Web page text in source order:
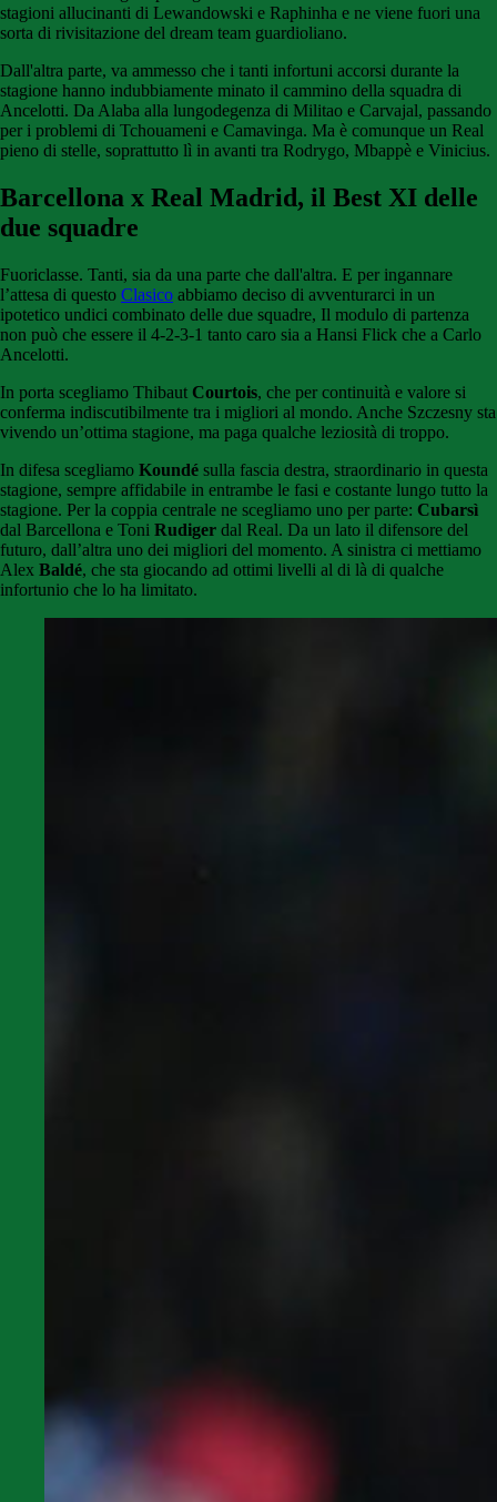
stagioni allucinanti di Lewandowski e Raphinha e ne viene fuori una
sorta di rivisitazione del dream team guardioliano.
Dall'altra parte, va ammesso che i tanti infortuni accorsi durante la
stagione hanno indubbiamente minato il cammino della squadra di
Ancelotti. Da Alaba alla lungodegenza di Militao e Carvajal, passando
per i problemi di Tchouameni e Camavinga. Ma è comunque un Real
pieno di stelle, soprattutto lì in avanti tra Rodrygo, Mbappè e Vinicius.
Barcellona x Real Madrid, il Best XI delle
due squadre
Fuoriclasse. Tanti, sia da una parte che dall'altra. E per ingannare
l’attesa di questo Clasico abbiamo deciso di avventurarci in un
ipotetico undici combinato delle due squadre, Il modulo di partenza
non può che essere il 4-2-3-1 tanto caro sia a Hansi Flick che a Carlo
Ancelotti.
In porta scegliamo Thibaut Courtois, che per continuità e valore si
conferma indiscutibilmente tra i migliori al mondo. Anche Szczesny sta
vivendo un’ottima stagione, ma paga qualche leziosità di troppo.
In difesa scegliamo Koundé sulla fascia destra, straordinario in questa
stagione, sempre affidabile in entrambe le fasi e costante lungo tutto la
stagione. Per la coppia centrale ne scegliamo uno per parte: Cubarsì
dal Barcellona e Toni Rudiger dal Real. Da un lato il difensore del
futuro, dall’altra uno dei migliori del momento. A sinistra ci mettiamo
Alex Baldé, che sta giocando ad ottimi livelli al di là di qualche
infortunio che lo ha limitato.